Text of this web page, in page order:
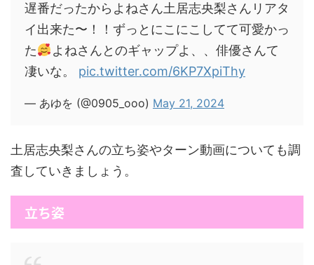
遅番だったからよねさん土居志央梨さんリアタ
イ出来た〜！！ずっとにこにこしてて可愛かっ
た
よねさんとのギャップよ、、俳優さんて
凄いな。 pic.twitter.com/6KP7XpiThy
— あゆを (@0905_ooo) May 21, 2024
土居志央梨さんの立ち姿やターン動画についても調
査していきましょう。
立ち姿